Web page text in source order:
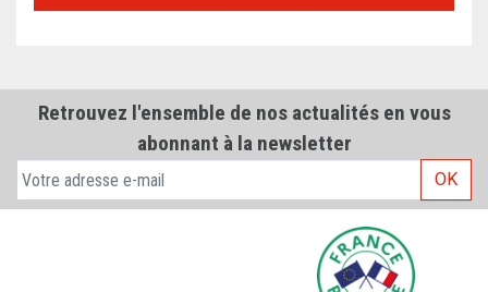
Retrouvez l'ensemble de nos actualités en vous
abonnant à la newsletter
OK